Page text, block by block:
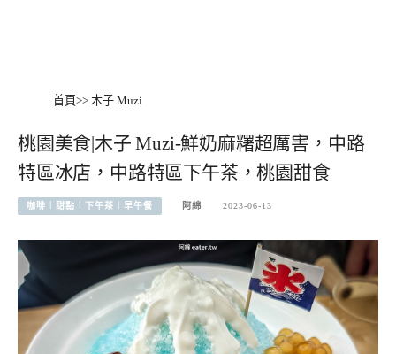
首頁>> 木子 Muzi
桃園美食|木子 Muzi-鮮奶麻糬超厲害，中路
特區冰店，中路特區下午茶，桃園甜食
咖啡︱甜點︱下午茶︱早午餐 阿綿 2023-06-13